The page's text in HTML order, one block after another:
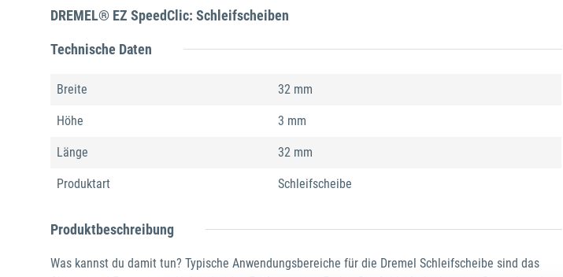
DREMEL® EZ SpeedClic: Schleifscheiben
Technische Daten
Breite 32 mm
Höhe 3 mm
Länge 32 mm
Produktart Schleifscheibe
Produktbeschreibung
Was kannst du damit tun? Typische Anwendungsbereiche für die Dremel Schleifscheibe sind das